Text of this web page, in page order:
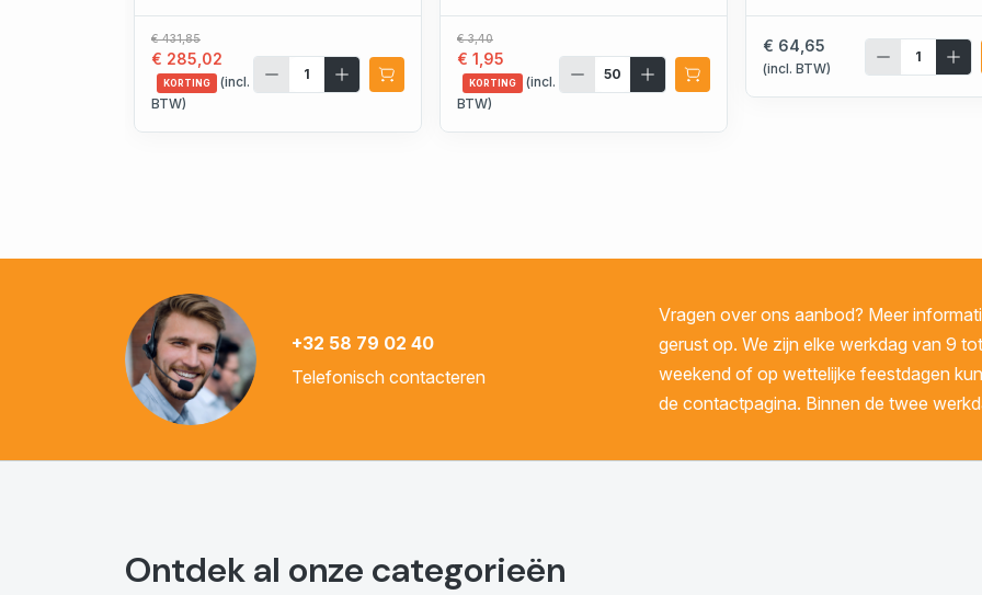
€ 431,85
€ 285,02
KORTING
(incl.
BTW)
€ 3,40
€ 1,95
KORTING
(incl.
BTW)
€ 64,65
(incl. BTW)
+32 58 79 02 40
Telefonisch contacteren
Vragen over ons aanbod? Meer
gerust op. We zijn elke werkdag van 9
weekend of op wettelijke feestdagen
de contactpagina. Binnen de twee
Ontdek al onze categorieën